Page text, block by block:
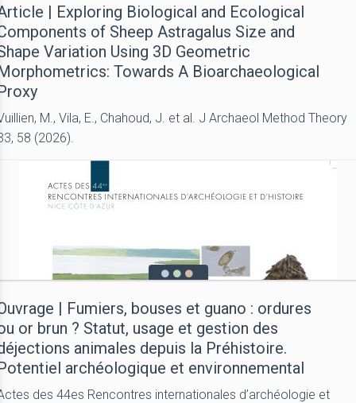
| Exploring Biological and Ecological
of Sheep Astragalus Size and
Variation Using 3D Geometric
Towards A Bioarchaeological
M., Vila, E., Chahoud, J. et al. J Archaeol Method Theory
58 (2026).
| Fumiers, bouses et guano : ordures
or brun ? Statut, usage et gestion des
animales depuis la Préhistoire.
archéologique et environnemental
des 44es Rencontres internationales d’archéologie et